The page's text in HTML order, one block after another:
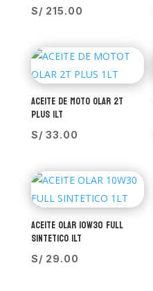
S/ 215.00
ACEITE DE MOTO OLAR 2T
PLUS 1LT
S/ 33.00
ACEITE OLAR 10W30 FULL
SINTETICO 1LT
S/ 29.00